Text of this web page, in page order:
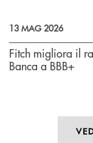
13 MAG 2026
Fitch migliora il
Banca a BBB+